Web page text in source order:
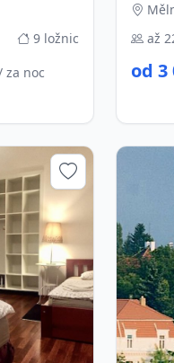
9 ložnic
za noc
až
od 3